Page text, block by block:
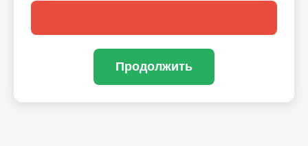
Продолжить